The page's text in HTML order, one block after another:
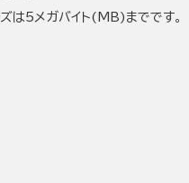
は5メガバイト(MB)までです。